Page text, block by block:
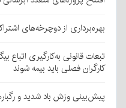
بهره‌برداری از دوچرخه‌های
تبعات قانونی به‌کارگیری اتباع
کارگران فصلی باید بیمه شوند
پیش‌بینی وزش باد شدید و